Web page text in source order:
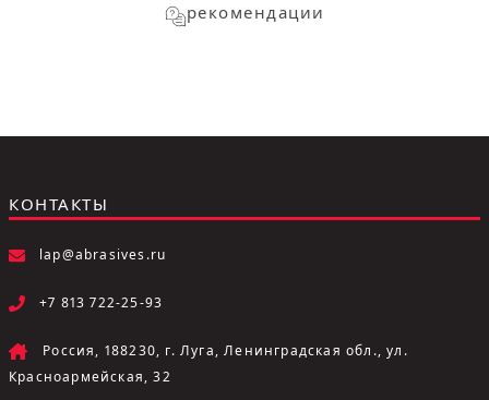
рекомендации
КОНТАКТЫ
lap@abrasives.ru
+7 813 722-25-93
Россия, 188230, г. Луга, Ленинградская обл., ул.
Красноармейская, 32